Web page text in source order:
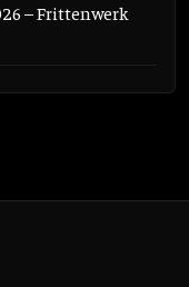
– Frittenwerk